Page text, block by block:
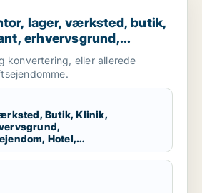
værksted, butik, klinik,
lager, værksted, butik,
erhvervsgrund,
hotel,
eller garage til salg i
konvertering, eller allerede
Butik, Klinik,
Hotel,
Garage